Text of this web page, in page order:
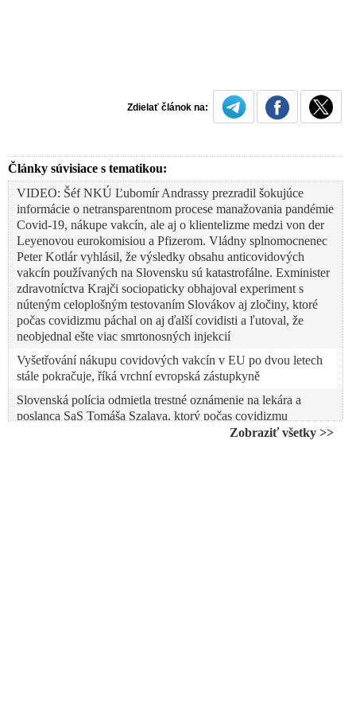
Zdielať článok na:
Články súvisiace s tematikou:
VIDEO: Šéf NKÚ Ľubomír Andrassy prezradil šokujúce
informácie o netransparentnom procese manažovania pandémie
Covid-19, nákupe vakcín, ale aj o klientelizme medzi von der
Leyenovou eurokomisiou a Pfizerom. Vládny splnomocnenec
Peter Kotlár vyhlásil, že výsledky obsahu anticovidových
vakcín používaných na Slovensku sú katastrofálne. Exminister
zdravotníctva Krajči sociopaticky obhajoval experiment s
núteným celoplošným testovaním Slovákov aj zločiny, ktoré
počas covidizmu páchal on aj ďalší covidisti a ľutoval, že
neobjednal ešte viac smrtonosných injekcií
Vyšetřování nákupu covidových vakcín v EU po dvou letech
stále pokračuje, říká vrchní evropská zástupkyně
Slovenská polícia odmietla trestné oznámenie na lekára a
poslanca SaS Tomáša Szalaya, ktorý počas covidizmu
organizoval na štadióne hromadné očkovanieZobraziť všetky >>